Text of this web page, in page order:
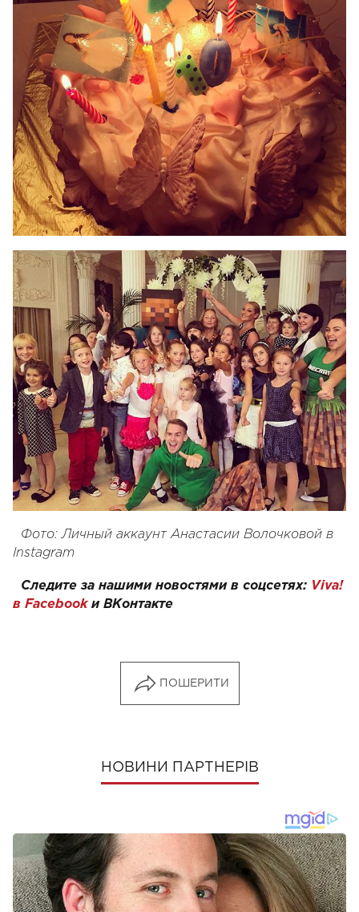
Фото: Личный аккаунт Анастасии Волочковой в
Instagram
Следите за нашими новостями в соцсетях: Viva!
в Facebookи ВКонтакте
ПОШЕРИТИ
НОВИНИ ПАРТНЕРІВ